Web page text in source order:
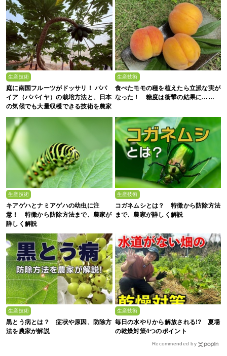
生産技術
庭に南国フルーツがドッサリ！ パパ
イア（パパイヤ）の栽培方法と、日本
の気候でも大量収穫できる技術を農家
が解説
生産技術
食べたモモの種を植えたら立派な実が
なった！ 糖度は衝撃の結果に……
生産技術
キアゲハとナミアゲハの幼虫に注
意！ 特徴から防除方法まで、農家が
詳しく解説
生産技術
コガネムシとは？ 特徴から防除方法
まで、農家が詳しく解説
生産技術
黒とう病とは？ 症状や原因、防除方
法を農家が解説
生産技術
毎日の水やりから解放される!? 夏場
の乾燥対策4つのポイント
Recommended by